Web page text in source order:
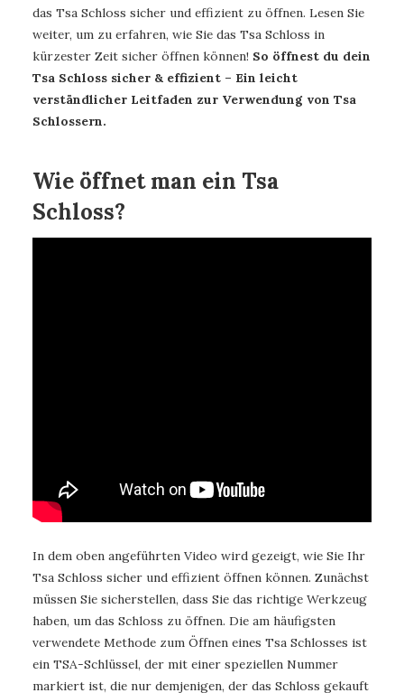
das Tsa Schloss sicher und effizient zu öffnen. Lesen Sie
weiter, um zu erfahren, wie Sie das Tsa Schloss in
kürzester Zeit sicher öffnen können! So öffnest du dein
Tsa Schloss sicher & effizient – Ein leicht
verständlicher Leitfaden zur Verwendung von Tsa
Schlossern.
Wie öffnet man ein Tsa
Schloss?
In dem oben angeführten Video wird gezeigt, wie Sie Ihr
Tsa Schloss sicher und effizient öffnen können. Zunächst
müssen Sie sicherstellen, dass Sie das richtige Werkzeug
haben, um das Schloss zu öffnen. Die am häufigsten
verwendete Methode zum Öffnen eines Tsa Schlosses ist
ein TSA-Schlüssel, der mit einer speziellen Nummer
markiert ist, die nur demjenigen, der das Schloss gekauft